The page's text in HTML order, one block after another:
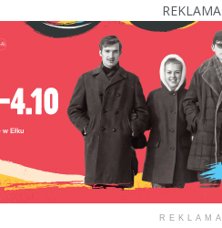
REKLAMA
REKLAMA